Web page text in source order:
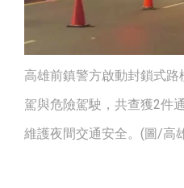
高雄前鎮警方啟動封鎖式
駕與危險駕駛，共查獲2件
維護夜間交通安全。(圖/高